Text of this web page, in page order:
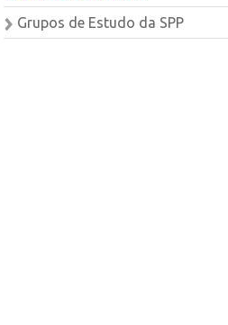
Grupos de Estudo da SPP